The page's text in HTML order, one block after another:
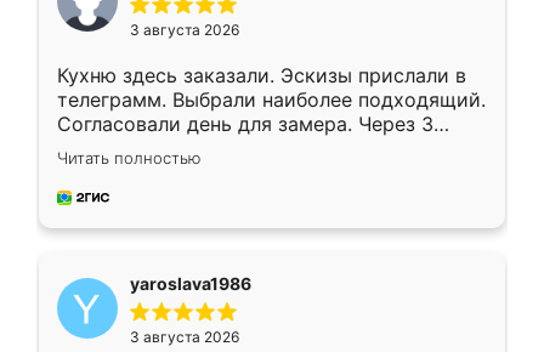
3 августа 2026
Кухню здесь заказали. Эскизы прислали в
телеграмм. Выбрали наиболее подходящий.
Согласовали день для замера. Через 3
недели кухня была уже готова. Остались
довольны работой. Спасибо Ренессанс
мебель за качественную работу!
Читать полностью
yaroslava1986
3 августа 2026